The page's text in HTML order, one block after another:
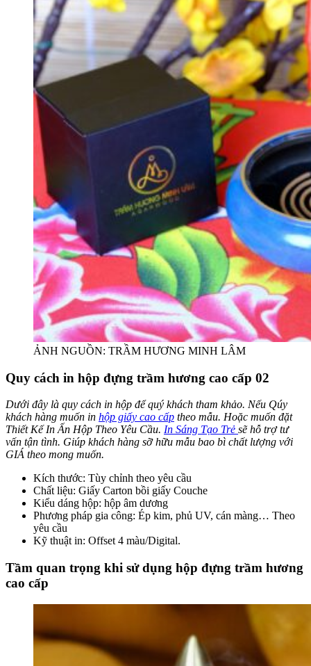
ẢNH NGUỒN: TRẦM HƯƠNG MINH LÂM
Quy cách in hộp đựng trầm hương cao cấp 02
Dưới đây là quy cách in hộp để quý khách tham khảo. Nếu Qúy
khách hàng muốn in hộp giấy cao cấp theo mẫu. Hoặc muốn đặt
Thiết Kế In Ấn Hộp Theo Yêu Cầu. In Sáng Tạo Trẻ sẽ hỗ trợ tư
vấn tận tình. Giúp khách hàng sỡ hữu mẫu bao bì chất lượng với
GIÁ theo mong muốn.
Kích thước: Tùy chỉnh theo yêu cầu
Chất liệu: Giấy Carton bồi giấy Couche
Kiểu dáng hộp: hộp âm dương
Phương pháp gia công: Ép kim, phủ UV, cán màng… Theo
yêu cầu
Kỹ thuật in: Offset 4 màu/Digital.
Tầm quan trọng khi sử dụng hộp đựng trầm hương
cao cấp